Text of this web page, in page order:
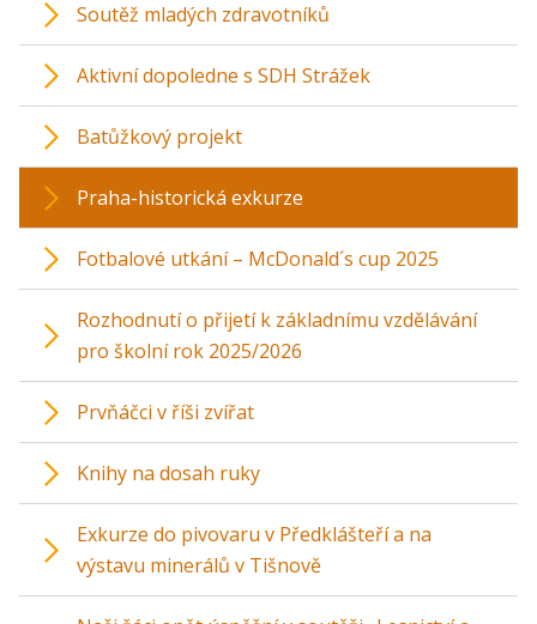
Soutěž mladých zdravotníků
Aktivní dopoledne s SDH Strážek
Batůžkový projekt
Praha-historická exkurze
Fotbalové utkání – McDonald´s cup 2025
Rozhodnutí o přijetí k základnímu vzdělávání
pro školní rok 2025/2026
Prvňáčci v říši zvířat
Knihy na dosah ruky
Exkurze do pivovaru v Předklášteří a na
výstavu minerálů v Tišnově